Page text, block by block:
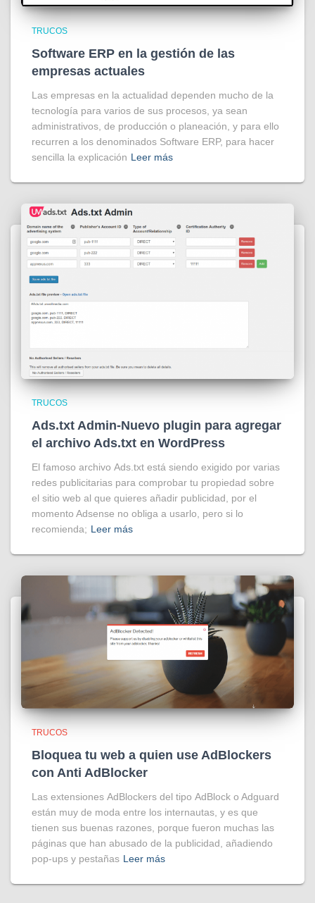
TRUCOS
Software ERP en la gestión de las
empresas actuales
Las empresas en la actualidad dependen mucho de la
tecnología para varios de sus procesos, ya sean
administrativos, de producción o planeación, y para ello
recurren a los denominados Software ERP, para hacer
sencilla la explicación Leer más
TRUCOS
Ads.txt Admin-Nuevo plugin para agregar
el archivo Ads.txt en WordPress
El famoso archivo Ads.txt está siendo exigido por varias
redes publicitarias para comprobar tu propiedad sobre
el sitio web al que quieres añadir publicidad, por el
momento Adsense no obliga a usarlo, pero si lo
recomienda; Leer más
TRUCOS
Bloquea tu web a quien use AdBlockers
con Anti AdBlocker
Las extensiones AdBlockers del tipo AdBlock o Adguard
están muy de moda entre los internautas, y es que
tienen sus buenas razones, porque fueron muchas las
páginas que han abusado de la publicidad, añadiendo
pop-ups y pestañas Leer más